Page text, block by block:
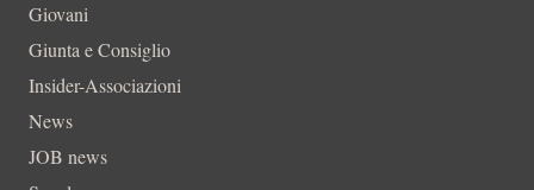
Giovani
Giunta e Consiglio
Insider-Associazioni
News
JOB news